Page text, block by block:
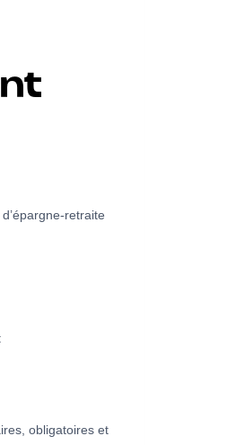
retraite
obligatoires et